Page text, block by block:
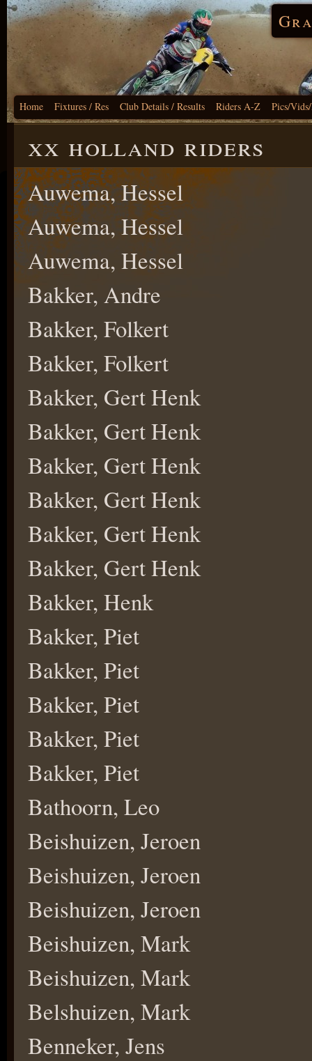
Home Fixtures / Res Club Details / Results Riders A-Z Pics/
xx holland riders
Auwema, Hessel
Auwema, Hessel
Auwema, Hessel
Bakker, Andre
Bakker, Folkert
Bakker, Folkert
Bakker, Gert Henk
Bakker, Gert Henk
Bakker, Gert Henk
Bakker, Gert Henk
Bakker, Gert Henk
Bakker, Gert Henk
Bakker, Henk
Bakker, Piet
Bakker, Piet
Bakker, Piet
Bakker, Piet
Bakker, Piet
Bathoorn, Leo
Beishuizen, Jeroen
Beishuizen, Jeroen
Beishuizen, Jeroen
Beishuizen, Mark
Beishuizen, Mark
Belshuizen, Mark
Benneker, Jens